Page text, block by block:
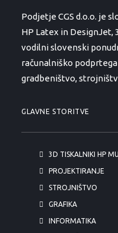
Podjetje CGS d.o.o. je
HP Latex in DesignJet,
vodilni slovenski
računalniško
gradbeništvo,
GLAVNE STORITVE
3D TISKALNIKI HP
PROJEKTIRANJE
STROJNIŠTVO
GRAFIKA
INFORMATIKA